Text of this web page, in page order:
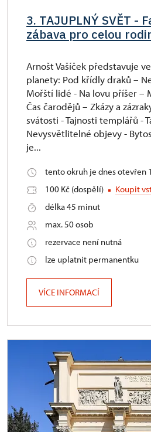
3. TAJUPLNÝ SVĚT -
zábava pro celou
Arnošt Vašíček představuje
planety: Pod křídly draků –
Mořští lidé - Na lovu příšer –
Čas čarodějů – Zkázy a
svátosti - Tajnosti templářů -
Nevysvětlitelné objevy -
je...
tento okruh je dnes otevřen
100 Kč (dospělí)
Koupit
délka 45 minut
max. 50 osob
rezervace není nutná
lze uplatnit permanentku
VÍCE INFORMACÍ